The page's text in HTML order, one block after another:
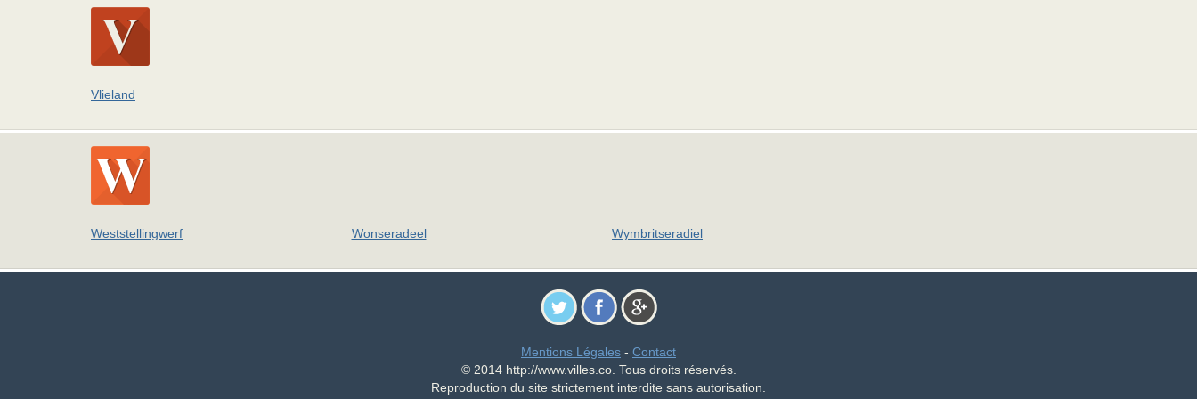
Vlieland
Weststellingwerf Wonseradeel Wymbritseradiel
Mentions Légales - Contact
© 2014 http://www.villes.co. Tous droits réservés.
Reproduction du site strictement interdite sans autorisation.